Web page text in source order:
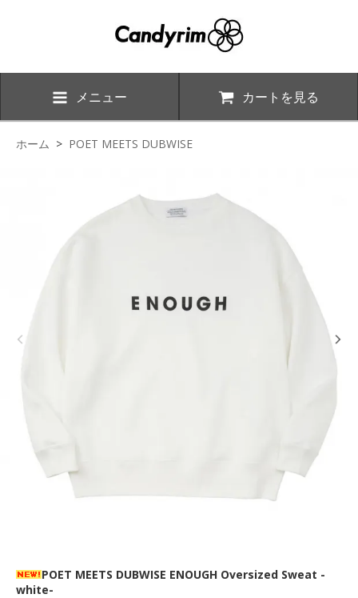
メニュー カートを見る
ホーム > POET MEETS DUBWISE
POET MEETS DUBWISE ENOUGH Oversized Sweat -
white-